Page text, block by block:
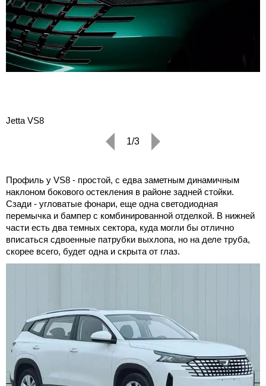
Jetta VS8
1/3
Профиль у VS8 - простой, с едва заметным динамичным
наклоном бокового остекления в районе задней стойки.
Сзади - угловатые фонари, еще одна светодиодная
перемычка и бампер с комбинированной отделкой. В нижней
части есть два темных сектора, куда могли бы отлично
вписаться сдвоенные патрубки выхлопа, но на деле труба,
скорее всего, будет одна и скрыта от глаз.